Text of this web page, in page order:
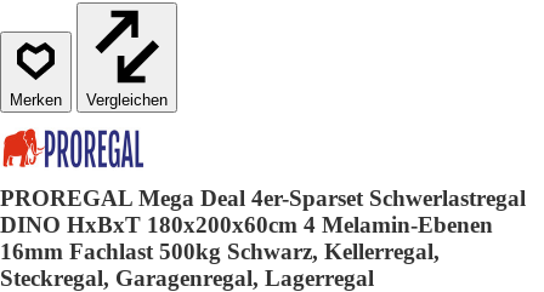
Vergleichen
PROREGAL Mega Deal 4er-Sparset Schwerlastregal
DINO HxBxT 180x200x60cm 4 Melamin-Ebenen
16mm Fachlast 500kg Schwarz, Kellerregal,
Steckregal, Garagenregal, Lagerregal